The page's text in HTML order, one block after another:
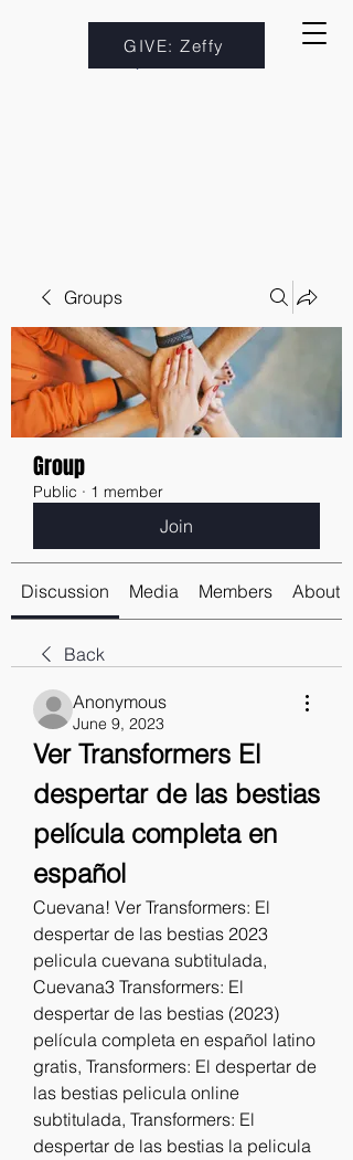
GIVE: Zeffy
Groups
Group
Public · 1 member
Join
Discussion Media Members About
Back
Anonymous
June 9, 2023
Ver Transformers El
despertar de las bestias
película completa en
español
Cuevana! Ver Transformers: El
despertar de las bestias 2023
pelicula cuevana subtitulada,
Cuevana3 Transformers: El
despertar de las bestias (2023)
película completa en español latino
gratis, Transformers: El despertar de
las bestias pelicula online
subtitulada, Transformers: El
despertar de las bestias la pelicula